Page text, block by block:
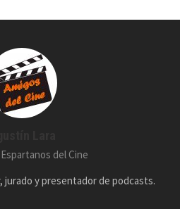
del Cine
y presentador de podcasts.